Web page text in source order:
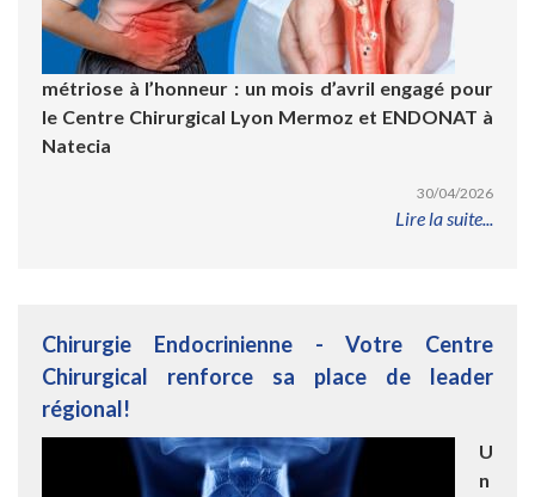
métriose à l’honneur : un mois d’avril engagé pour
le Centre Chirurgical Lyon Mermoz et ENDONAT à
Natecia
30/04/2026
Lire la suite...
Chirurgie Endocrinienne - Votre Centre
Chirurgical renforce sa place de leader
régional!
U
n